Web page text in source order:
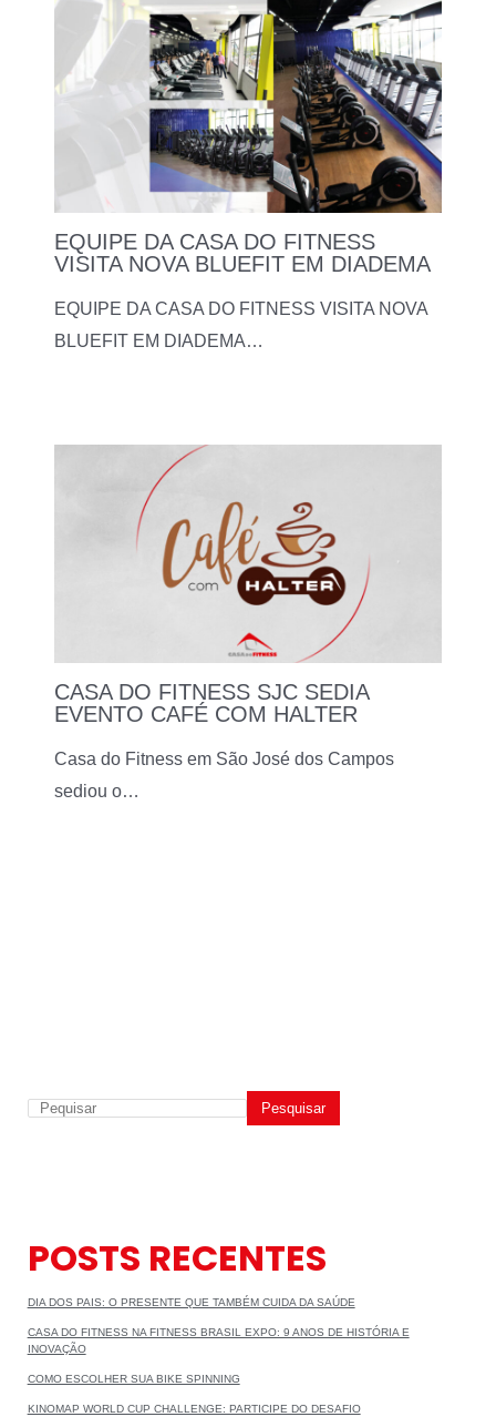
EQUIPE DA CASA DO FITNESS
VISITA NOVA BLUEFIT EM DIADEMA
EQUIPE DA CASA DO FITNESS VISITA NOVA
BLUEFIT EM DIADEMA…
CASA DO FITNESS SJC SEDIA
EVENTO CAFÉ COM HALTER
Casa do Fitness em São José dos Campos
sediou o…
Pesquisar
POSTS RECENTES
DIA DOS PAIS: O PRESENTE QUE TAMBÉM CUIDA DA SAÚDE
CASA DO FITNESS NA FITNESS BRASIL EXPO: 9 ANOS DE HISTÓRIA E
INOVAÇÃO
COMO ESCOLHER SUA BIKE SPINNING
KINOMAP WORLD CUP CHALLENGE: PARTICIPE DO DESAFIO